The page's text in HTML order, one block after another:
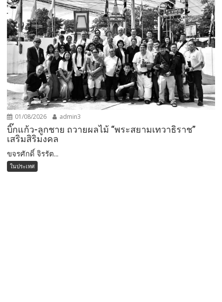
01/08/2026 admin3
บิ๊กแก้ว-ลูกชาย ถวายผลไม้ “พระสยามเทวาธิราช”
เสริมสิริมงคล
ขจรศักดิ์ จิรรัต...
ในประเทศ